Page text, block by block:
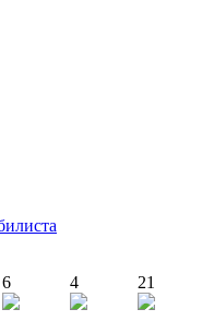
6 4 21